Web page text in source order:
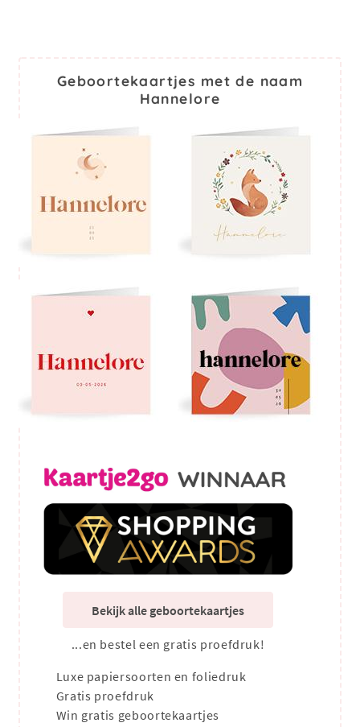
Geboortekaartjes met de naam
Hannelore
Bekijk alle geboortekaartjes
...en bestel een gratis proefdruk!
Luxe papiersoorten en foliedruk
Gratis proefdruk
Win gratis geboortekaartjes